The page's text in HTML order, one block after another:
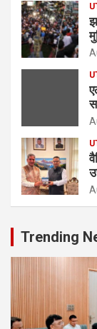
Trending